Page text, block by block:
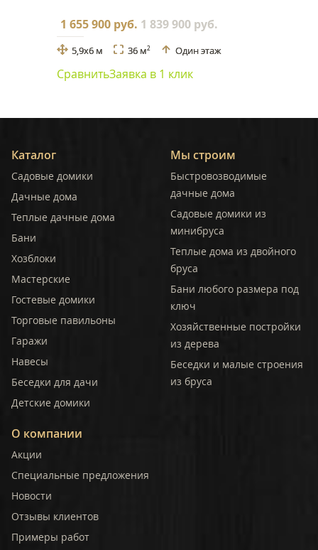
1 655 900 руб. 1 839 900 руб.
5,9x6 м 36 м2 Один этаж
СравнитьЗаявка в 1 клик
Каталог
Садовые домики
Дачные дома
Теплые дачные дома
Бани
Хозблоки
Мастерские
Гостевые домики
Торговые павильоны
Гаражи
Навесы
Беседки для дачи
Детские домики
Мы строим
Быстровозводимые
дачные дома
Садовые домики из
минибруса
Теплые дома из двойного
бруса
Бани любого размера под
ключ
Хозяйственные постройки
из дерева
Беседки и малые строения
из бруса
О компании
Акции
Специальные предложения
Новости
Отзывы клиентов
Примеры работ